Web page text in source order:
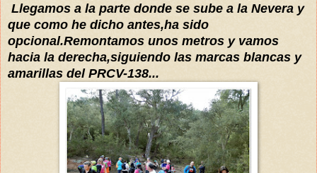
Llegamos a la parte donde se sube a la Nevera y
que como he dicho antes,ha sido
opcional.Remontamos unos metros y vamos
hacia la derecha,siguiendo las marcas blancas y
amarillas del PRCV-138...